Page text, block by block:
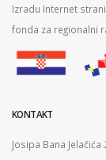
Izradu Internet
fonda za regionalni
KONTAKT
Josipa Bana Jelačića